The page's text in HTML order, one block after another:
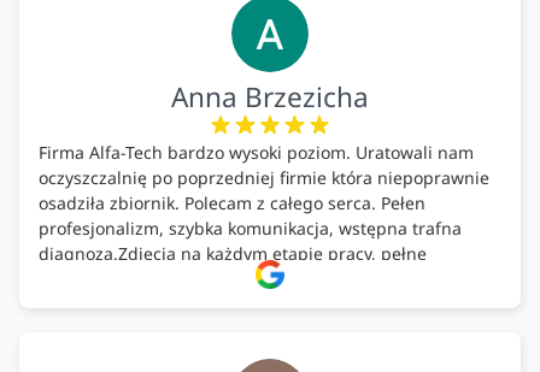
Anna Brzezicha
Firma Alfa-Tech bardzo wysoki poziom. Uratowali nam
oczyszczalnię po poprzedniej firmie która niepoprawnie
osadziła zbiornik. Polecam z całego serca. Pełen
profesjonalizm, szybka komunikacja, wstępna trafna
diagnoza.Zdjęcia na każdym etapie pracy, pełne
doradztwo.Dobrze wyszkoleni i znający się na rzeczy.
Podsumowując ekipa na wysokim poziomie, rzetelna.